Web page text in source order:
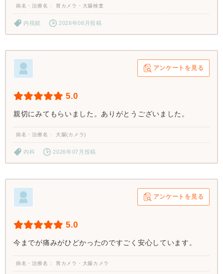
病名・治療名 胃カメラ・大腸検査
内視鏡 2026年08月投稿
アンケートを見る
5.0
親切にみてもらいました。ありがとうございました。
病名・治療名 大腸(カメラ)
内科 2026年07月投稿
アンケートを見る
5.0
今までが痛みがひどかったのですごく安心しています。
病名・治療名 胃カメラ・大腸カメラ